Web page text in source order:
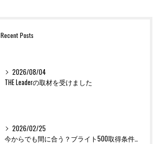
Recent Posts
2026/08/04
THE Leaderの取材を受けました
2026/02/25
今からでも間に合う？ブライト500取得条件をわかりやすく解説